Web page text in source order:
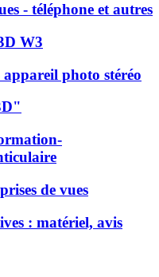
- téléphone et autres
W3
photo stéréo
de vues
: matériel, avis